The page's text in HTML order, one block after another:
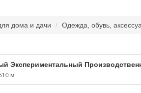
дома и дачи Одежда, обувь,
Экспериментальный
м